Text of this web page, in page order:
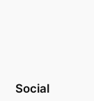
Social